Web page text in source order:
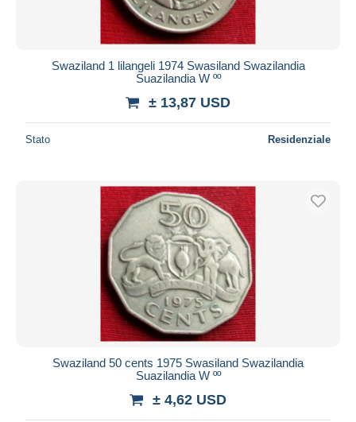
Swaziland 1 lilangeli 1974 Swasiland Swazilandia
Suazilandia W ºº
± 13,87 USD
Stato Residenziale
Swaziland 50 cents 1975 Swasiland Swazilandia
Suazilandia W ºº
± 4,62 USD